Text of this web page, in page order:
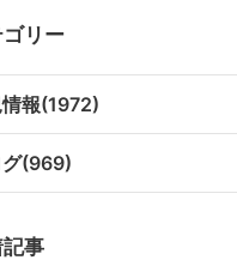
ゴリー
報(1972)
(969)
事